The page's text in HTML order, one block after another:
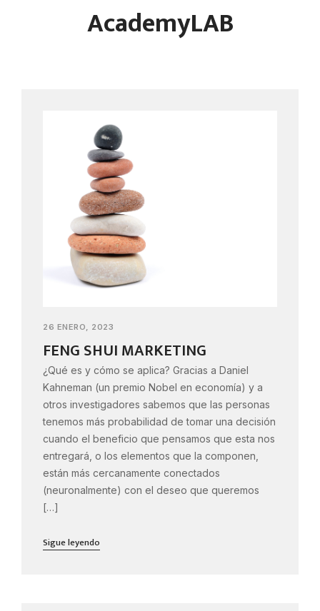
AcademyLAB
26 ENERO, 2023
FENG SHUI MARKETING
¿Qué es y cómo se aplica? Gracias a Daniel
Kahneman (un premio Nobel en economía) y a
otros investigadores sabemos que las personas
tenemos más probabilidad de tomar una decisión
cuando el beneficio que pensamos que esta nos
entregará, o los elementos que la componen,
están más cercanamente conectados
(neuronalmente) con el deseo que queremos
[…]
Sigue leyendo